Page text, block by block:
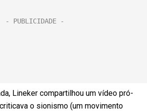
Lineker compartilhou um vídeo pró-
o sionismo (um movimento